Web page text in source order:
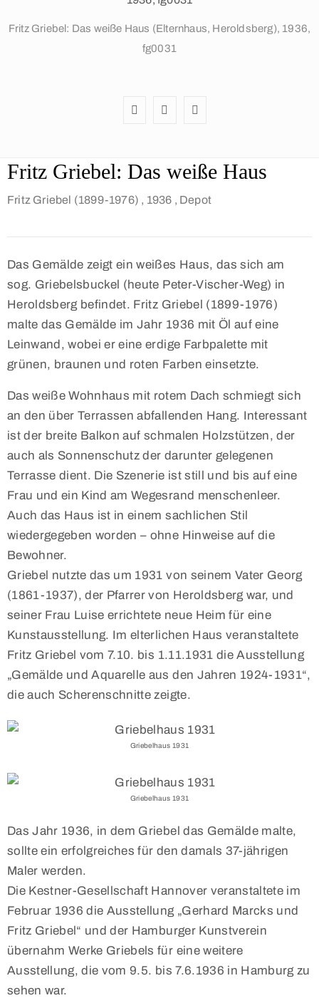
Fritz Griebel: Das weiße Haus (Elternhaus, Heroldsberg), 1936,
fg0031
Fritz Griebel: Das weiße Haus
Fritz Griebel (1899-1976) , 1936 , Depot
Das Gemälde zeigt ein weißes Haus, das sich am
sog. Griebelsbuckel (heute Peter-Vischer-Weg) in
Heroldsberg befindet. Fritz Griebel (1899-1976)
malte das Gemälde im Jahr 1936 mit Öl auf eine
Leinwand, wobei er eine erdige Farbpalette mit
grünen, braunen und roten Farben einsetzte.
Das weiße Wohnhaus mit rotem Dach schmiegt sich
an den über Terrassen abfallenden Hang. Interessant
ist der breite Balkon auf schmalen Holzstützen, der
auch als Sonnenschutz der darunter gelegenen
Terrasse dient. Die Szenerie ist still und bis auf eine
Frau und ein Kind am Wegesrand menschenleer.
Auch das Haus ist in einem sachlichen Stil
wiedergegeben worden – ohne Hinweise auf die
Bewohner.
Griebel nutzte das um 1931 von seinem Vater Georg
(1861-1937), der Pfarrer von Heroldsberg war, und
seiner Frau Luise errichtete neue Heim für eine
Kunstausstellung. Im elterlichen Haus veranstaltete
Fritz Griebel vom 7.10. bis 1.11.1931 die Ausstellung
„Gemälde und Aquarelle aus den Jahren 1924-1931“,
die auch Scherenschnitte zeigte.
Griebelhaus 1931
Griebelhaus 1931
Das Jahr 1936, in dem Griebel das Gemälde malte,
sollte ein erfolgreiches für den damals 37-jährigen
Maler werden.
Die Kestner-Gesellschaft Hannover veranstaltete im
Februar 1936 die Ausstellung „Gerhard Marcks und
Fritz Griebel“ und der Hamburger Kunstverein
übernahm Werke Griebels für eine weitere
Ausstellung, die vom 9.5. bis 7.6.1936 in Hamburg zu
sehen war.